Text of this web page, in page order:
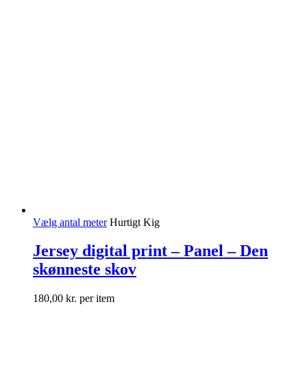
Vælg antal meter Hurtigt Kig
Jersey digital print – Panel – Den
skønneste skov
180,00 kr. per item